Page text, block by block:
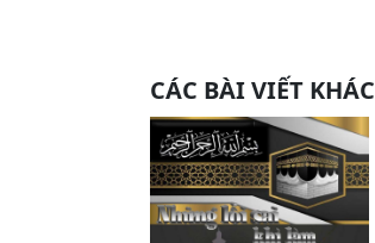
CÁC BÀI VIẾT KHÁC